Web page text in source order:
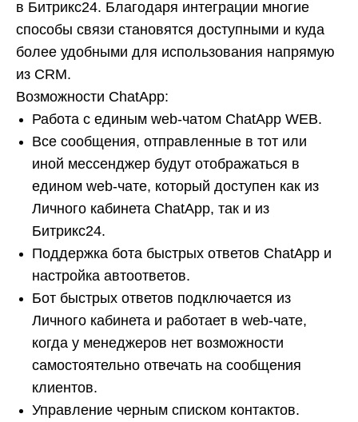
в Битрикс24. Благодаря интеграции многие
способы связи становятся доступными и куда
более удобными для использования напрямую
из CRM.
Возможности ChatApp:
Работа с единым web-чатом ChatApp WEB.
Все сообщения, отправленные в тот или
иной мессенджер будут отображаться в
едином web-чате, который доступен как из
Личного кабинета ChatApp, так и из
Битрикс24.
Поддержка бота быстрых ответов ChatApp и
настройка автоответов.
Бот быстрых ответов подключается из
Личного кабинета и работает в web-чате,
когда у менеджеров нет возможности
самостоятельно отвечать на сообщения
клиентов.
Управление черным списком контактов.